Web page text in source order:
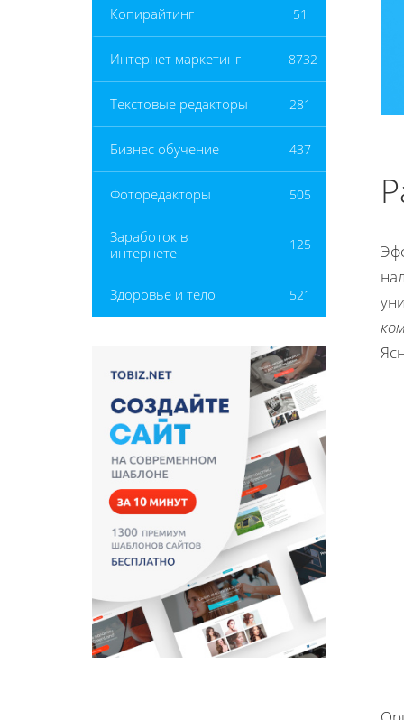
Копирайтинг 51
Интернет маркетинг 8732
Текстовые редакторы 281
Бизнес обучение 437
Фоторедакторы 505
Заработок в
интернете
125
Здоровье и тело 521